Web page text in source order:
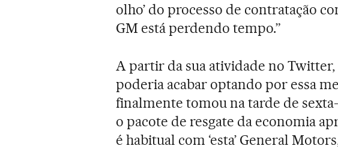
olho’ do processo de contratação
GM está perdendo tempo.”
A partir da sua atividade no
poderia acabar optando por essa
finalmente tomou na tarde de
o pacote de resgate da economia
é habitual com ‘esta’ General